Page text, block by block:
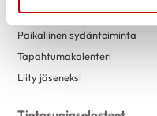
Toimintaa
Paikallinen sydäntoiminta
Tapahtumakalenteri
Liity jäseneksi